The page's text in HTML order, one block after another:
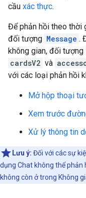
cầu xác thực.
Để phản hồi theo thời
đối tượng Message .
không gian, đối tượng
cardsV2 và
với các loại phản hồi
Mở hộp thoại
Xem trước
Xử lý thông tin
Lưu ý: Đối với các sự
dụng Chat không thể phản
không còn ở trong Không